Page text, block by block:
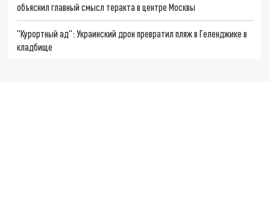
объяснил главный смысл теракта в центре Москвы
"Курортный ад": Украинский дрон превратил пляж в Геленджике в
кладбище